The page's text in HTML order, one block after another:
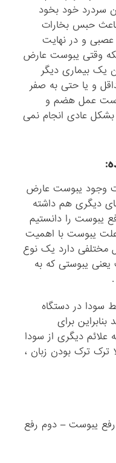
سردرد خود بخود
حبس بخارات
عصبی و در نهایت
وقتی یبوست عارض
یک بیماری دیگر
و یا حتی به صفر
عمل هضم و
عادی انجام نمی
وجود یبوست عارض
دیگری هم داشته
یبوست را دانستیم
علت یبوست با اهمیت
دارد یک نوع
یبوستی که به
سودا در دستگاه
برای
علائم دیگری از سودا
ترک بودن زبان ،
رفع یبوست – دوم رفع